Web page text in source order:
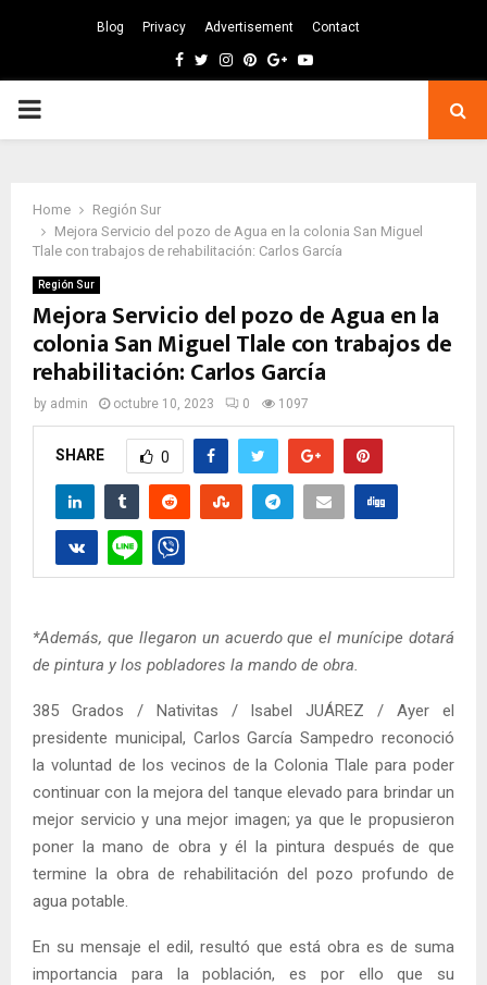
Blog Privacy Advertisement Contact
Facebook
TwitterInstagram
Pinterest
GoogleYoutube
PRIMARY
Home
Región Sur
Mejora Servicio del pozo de Agua en la colonia San Miguel
Tlale con trabajos de rehabilitación: Carlos García
Región Sur
Mejora Servicio del pozo de Agua en la
colonia San Miguel Tlale con trabajos de
rehabilitación: Carlos García
by admin octubre 10, 2023 0 1097
SHARE 0
*Además, que llegaron un acuerdo que el munícipe dotará
de pintura y los pobladores la mando de obra.
385 Grados / Nativitas / Isabel JUÁREZ / Ayer el
presidente municipal, Carlos García Sampedro reconoció
la voluntad de los vecinos de la Colonia Tlale para poder
continuar con la mejora del tanque elevado para brindar un
mejor servicio y una mejor imagen; ya que le propusieron
poner la mano de obra y él la pintura después de que
termine la obra de rehabilitación del pozo profundo de
agua potable.
En su mensaje el edil, resultó que está obra es de suma
importancia para la población, es por ello que su